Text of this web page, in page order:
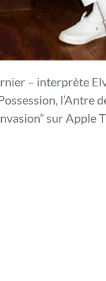
– interprète
l’Antre
sur Apple